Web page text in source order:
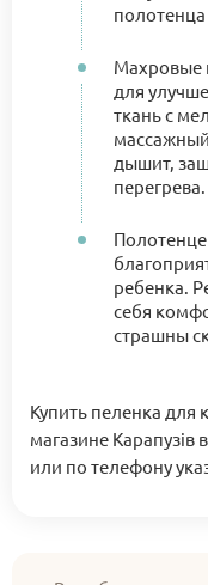
Махровые
для
ткань с
дышит,
перегрева.
ребенка.
себя
страшны
Купить пеленка для
магазине
или по телефону